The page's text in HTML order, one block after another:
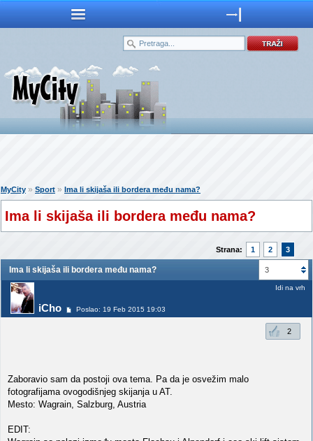
MyCity » Sport » Ima li skijaša ili bordera među nama?
Ima li skijaša ili bordera među nama?
Strana: 1 2 3
3
Ima li skijaša ili bordera među nama?
iCho Poslao: 19 Feb 2015 19:03
Idi na vrh
2
Zaboravio sam da postoji ova tema. Pa da je osvežim malo
fotografijama ovogodišnjeg skijanja u AT.
Mesto: Wagrain, Salzburg, Austria
EDIT: